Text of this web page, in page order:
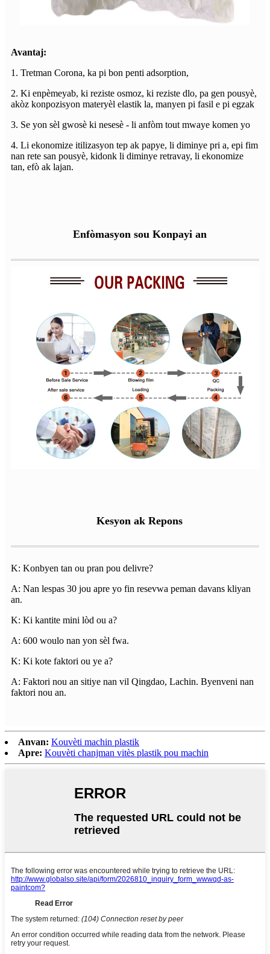
Avantaj:
1. Tretman Corona, ka pi bon penti adsorption,
2. Ki enpèmeyab, ki reziste osmoz, ki reziste dlo, pa gen pousyè,
akòz konpozisyon materyèl elastik la, manyen pi fasil e pi egzak
3. Se yon sèl gwosè ki nesesè - li anfòm tout mwaye komen yo
4. Li ekonomize itilizasyon tep ak papye, li diminye pri a, epi fim
nan rete san pousyè, kidonk li diminye retravay, li ekonomize
tan, efò ak lajan.
Enfòmasyon sou Konpayi an
Kesyon ak Repons
K: Konbyen tan ou pran pou delivre?
A: Nan lespas 30 jou apre yo fin resevwa peman davans kliyan
an.
K: Ki kantite mini lòd ou a?
A: 600 woulo nan yon sèl fwa.
K: Ki kote faktori ou ye a?
A: Faktori nou an sitiye nan vil Qingdao, Lachin. Byenveni nan
faktori nou an.
Anvan: Kouvèti machin plastik
Apre: Kouvèti chanjman vitès plastik pou machin